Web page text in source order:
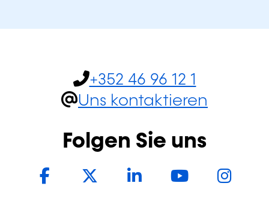
+352 46 96 12 1
Uns kontaktieren
Folgen Sie uns
FacebookTwitter LinkedInYouTube